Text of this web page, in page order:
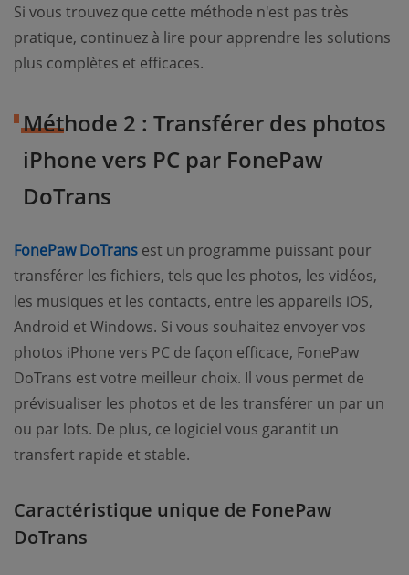
Si vous trouvez que cette méthode n'est pas très
pratique, continuez à lire pour apprendre les solutions
plus complètes et efficaces.
Méthode 2 : Transférer des photos
iPhone vers PC par FonePaw
DoTrans
FonePaw DoTrans est un programme puissant pour
transférer les fichiers, tels que les photos, les vidéos,
les musiques et les contacts, entre les appareils iOS,
Android et Windows. Si vous souhaitez envoyer vos
photos iPhone vers PC de façon efficace, FonePaw
DoTrans est votre meilleur choix. Il vous permet de
prévisualiser les photos et de les transférer un par un
ou par lots. De plus, ce logiciel vous garantit un
transfert rapide et stable.
Caractéristique unique de FonePaw
DoTrans